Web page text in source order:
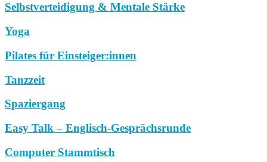
Selbstverteidigung & Mentale Stärke
Yoga
Pilates für Einsteiger:innen
Tanzzeit
Spaziergang
Easy Talk – Englisch-Gesprächsrunde
Computer Stammtisch